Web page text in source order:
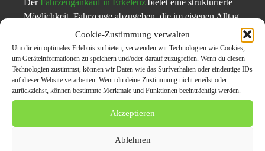
Cookie-Zustimmung verwalten
Um dir ein optimales Erlebnis zu bieten, verwenden wir Technologien wie Cookies,
um Geräteinformationen zu speichern und/oder darauf zuzugreifen. Wenn du diesen
Technologien zustimmst, können wir Daten wie das Surfverhalten oder eindeutige IDs
auf dieser Website verarbeiten. Wenn du deine Zustimmung nicht erteilst oder
zurückziehst, können bestimmte Merkmale und Funktionen beeinträchtigt werden.
Akzeptieren
Ablehnen
Möglichkeit, Fahrzeuge abzugeben, die im eigenen Alltag
keine zentrale Rolle mehr spielen. Der Verkauf erfolgt
planbar und ohne langwierige Vorbereitung.
Der Schritt wird einfach und übersichtlich umgesetzt.
Autoexport erweitert die
Perspektive